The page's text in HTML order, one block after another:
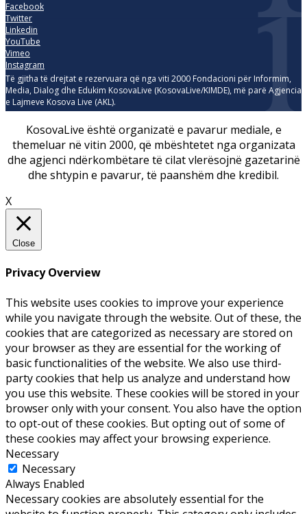
Facebook
Twitter
Linkedin
YouTube
Vimeo
Instagram
Të gjitha të drejtat e rezervuara që nga viti 2000 Fondacioni për Informim,
Media, Dialog dhe Edukim KosovaLive (KosovaLive/KIMDE), më parë Agjencia
e Lajmeve Kosova Live (AKL).
KosovaLive është organizatë e pavarur mediale, e
themeluar në vitin 2000, që mbështetet nga organizata
dhe agjenci ndërkombëtare të cilat vlerësojnë gazetarinë
dhe shtypin e pavarur, të paanshëm dhe kredibil.
X
Close
Privacy Overview
This website uses cookies to improve your experience
while you navigate through the website. Out of these, the
cookies that are categorized as necessary are stored on
your browser as they are essential for the working of
basic functionalities of the website. We also use third-
party cookies that help us analyze and understand how
you use this website. These cookies will be stored in your
browser only with your consent. You also have the option
to opt-out of these cookies. But opting out of some of
these cookies may affect your browsing experience.
Necessary
Necessary
Always Enabled
Necessary cookies are absolutely essential for the